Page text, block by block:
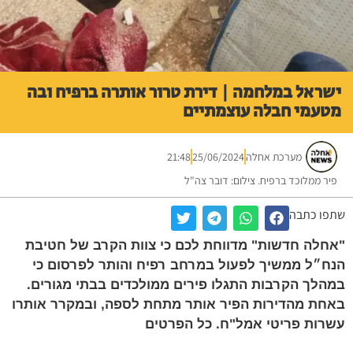
במלחמה | דירת טרור אותרה ברפיח ובה
חבלה עוצמתיים
מערכת אחלה 25/06/2024
21:48
ממלוכד ברפיח. צילום: דובר צה"ל
כתבה
חדשות" מדווחת לכם כי צוות הקרב של חטיבת
ממשיך לפעול במרחב רפיח והותר לפרסום כי
הקרבות התגלו פירים ממולכדים בבתי מגורים.
מהדירות הפיר אותר מתחת לספה, ובמקרר אותרו
פריטי אמל"ח. כל הפרטים